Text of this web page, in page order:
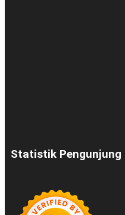
Statistik Pengunjung